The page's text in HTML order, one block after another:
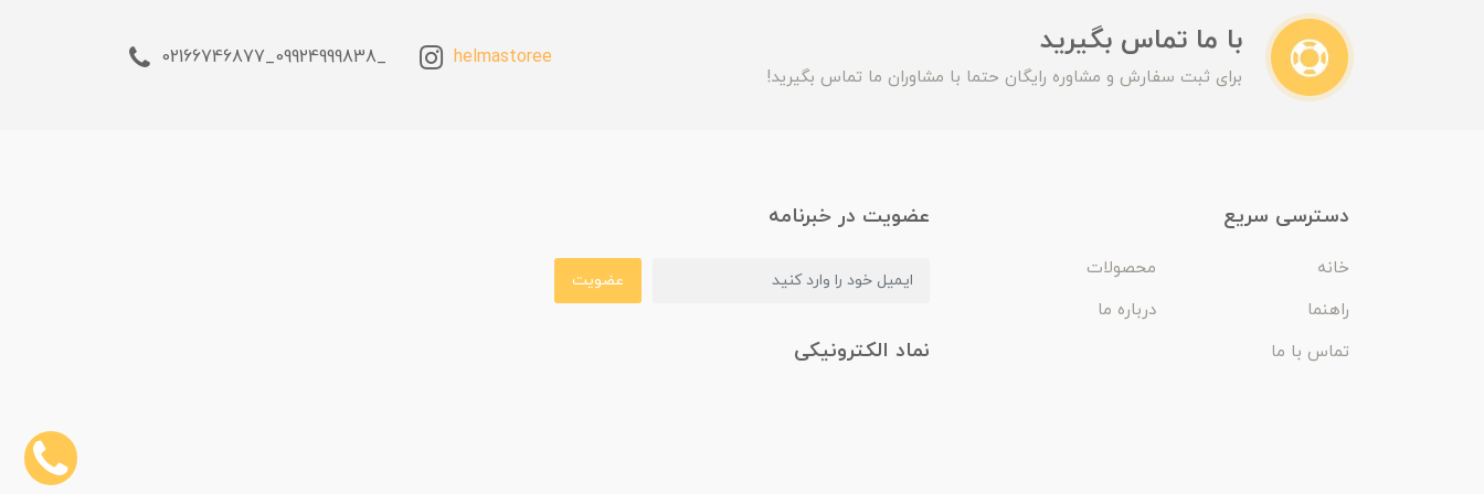
با ما تماس بگیرید
برای ثبت سفارش و مشاوره رایگان حتما با مشاوران ما تماس بگیرید!
helmastoree
_09924999838_02166746877
دسترسی سریع
خانه
محصولات
راهنما
درباره ما
تماس با ما
عضویت در خبرنامه
عضویت
نماد الکترونیکی